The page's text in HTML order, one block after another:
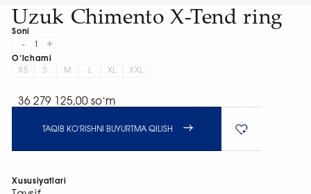
Uzuk Chimento X-Tend ring
Soni
- +
O‘lchami
XS
S M XL XXL
36 279 125,00 soʻm
TAQIB KO'RISHNI BUYURTMA QILISH
Xususiyatlari